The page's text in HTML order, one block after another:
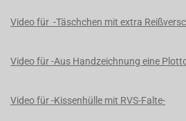
Video für -Täschchen mit extra
Video für -Aus Handzeichnung eine
Video für -Kissenhülle mit RVS-Falte-